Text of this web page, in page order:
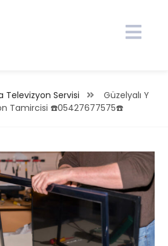
Televizyon Servisi
Güzelyalı Y
Tamircisi ☎️05427677575☎️